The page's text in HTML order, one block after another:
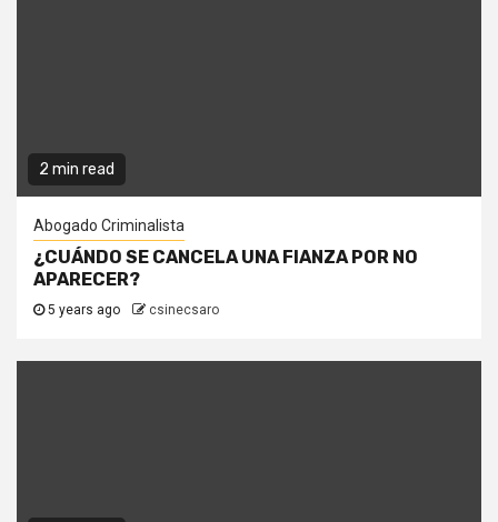
2 min read
Abogado Criminalista
¿CUÁNDO SE CANCELA UNA FIANZA POR NO
APARECER?
5 years ago csinecsaro